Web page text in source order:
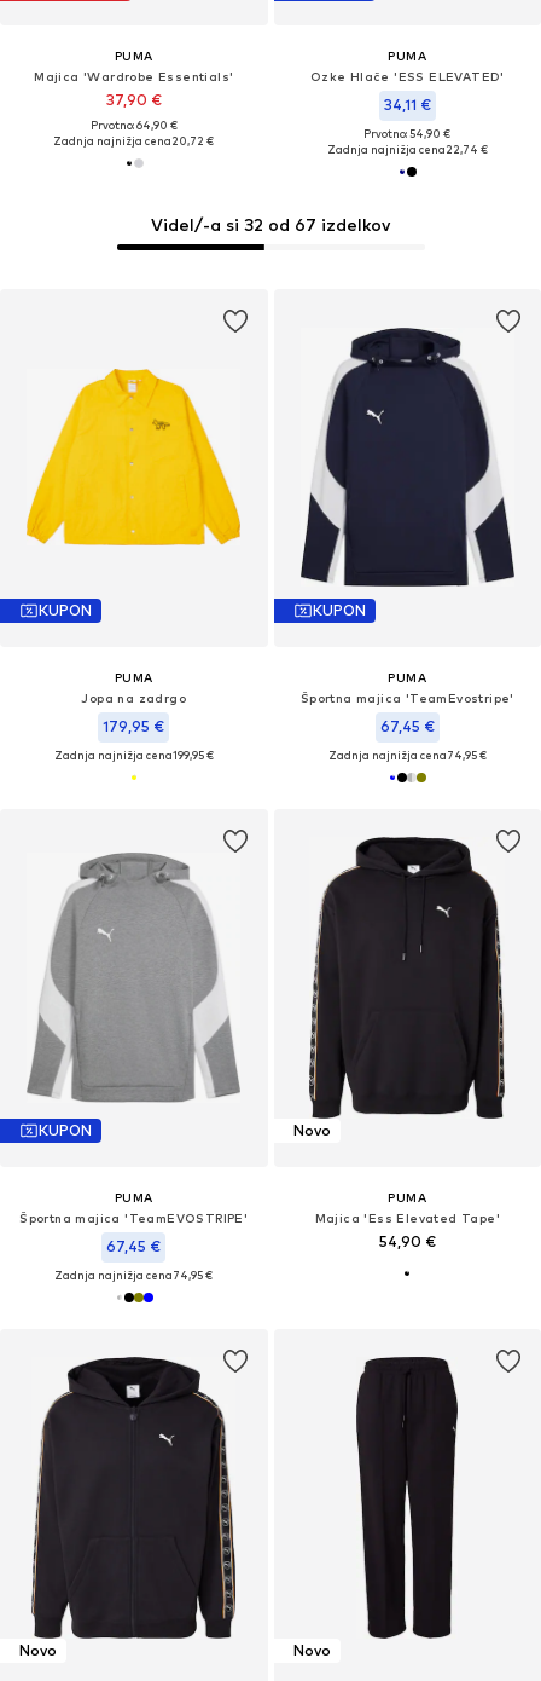
PUMA
Majica 'Wardrobe Essentials'
37,90 €
Prvotno: 64,90 €
Zadnja najnižja cena20,72 €
PUMA
Ozke Hlače 'ESS ELEVATED'
34,11 €
Prvotno: 54,90 €
Zadnja najnižja cena22,74 €
KUPON
PUMA
Jopa na zadrgo
179,95 €
Zadnja najnižja cena199,95 €
Videl/-a si 32 od 67 izdelkov
KUPON
PUMA
Športna majica 'TeamEvostripe'
67,45 €
Zadnja najnižja cena74,95 €
KUPON
PUMA
Športna majica 'TeamEVOSTRIPE'
67,45 €
Zadnja najnižja cena74,95 €
Novo
PUMA
Majica 'Ess Elevated Tape'
54,90 €
Novo Novo